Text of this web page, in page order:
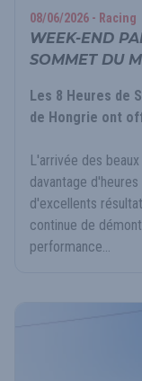
08/06/2026 - Racing
WEEK-END
SOMMET DU
Les 8 Heures de
de Hongrie ont
L'arrivée des
davantage
d'excellents
continue de
performance...